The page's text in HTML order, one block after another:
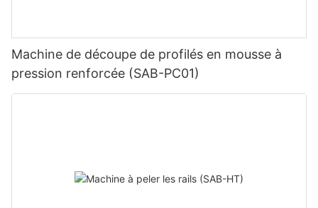
Machine de découpe de profilés en mousse à
pression renforcée (SAB-PC01)